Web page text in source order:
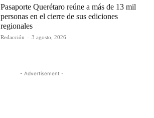
Pasaporte Querétaro reúne a más de 13 mil
personas en el cierre de sus ediciones
regionales
Redacción - 3 agosto, 2026
- Advertisement -